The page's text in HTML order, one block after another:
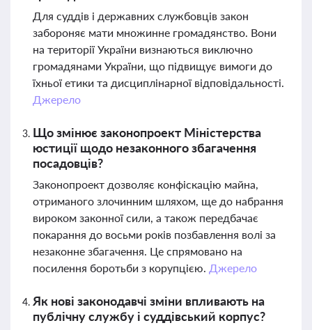
Для суддів і державних службовців закон
забороняє мати множинне громадянство. Вони
на території України визнаються виключно
громадянами України, що підвищує вимоги до
їхньої етики та дисциплінарної відповідальності.
Джерело
Що змінює законопроект Міністерства
юстиції щодо незаконного збагачення
посадовців?
Законопроект дозволяє конфіскацію майна,
отриманого злочинним шляхом, ще до набрання
вироком законної сили, а також передбачає
покарання до восьми років позбавлення волі за
незаконне збагачення. Це спрямовано на
посилення боротьби з корупцією. Джерело
Як нові законодавчі зміни впливають на
публічну службу і суддівський корпус?